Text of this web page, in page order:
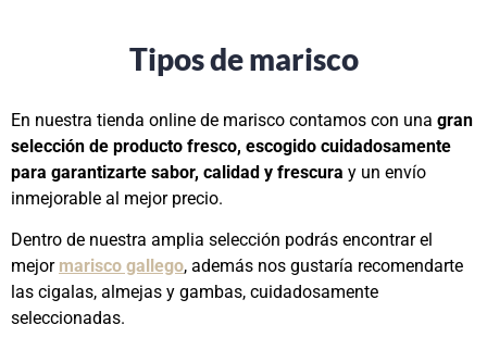
Tipos de marisco
En nuestra tienda online de marisco contamos con una gran
selección de producto fresco, escogido cuidadosamente
para garantizarte sabor, calidad y frescura y un envío
inmejorable al mejor precio.
Dentro de nuestra amplia selección podrás encontrar el
mejor marisco gallego, además nos gustaría recomendarte
las cigalas, almejas y gambas, cuidadosamente
seleccionadas.